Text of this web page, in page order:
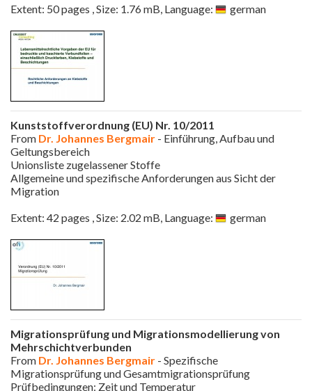
Extent: 50 pages , Size: 1.76 mB, Language: german
Kunststoffverordnung (EU) Nr. 10/2011
From Dr. Johannes Bergmair - Einführung, Aufbau und
Geltungsbereich
Unionsliste zugelassener Stoffe
Allgemeine und spezifische Anforderungen aus Sicht der
Migration
Extent: 42 pages , Size: 2.02 mB, Language:
german
Migrationsprüfung und Migrationsmodellierung von
Mehrschichtverbunden
From Dr. Johannes Bergmair - Spezifische
Migrationsprüfung und Gesamtmigrationsprüfung
Prüfbedingungen: Zeit und Temperatur